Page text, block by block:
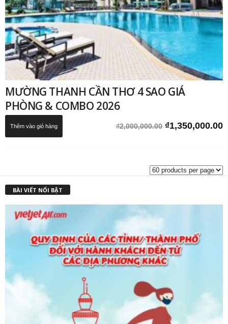
MƯỜNG THANH CẦN THƠ 4 SAO GIÁ
PHÒNG & COMBO 2026
₫2,000,000.00 Giá
₫1,350,000.00
Thêm vào giỏ hàng
BÀI VIẾT NỔI BẬT